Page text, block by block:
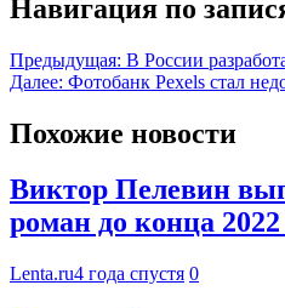
Навигация по
Предыдущая: В России
Далее: Фотобанк Pexels стал
Похожие новости
Виктор Пелевин
роман до конца 2022
Lenta.ru4 года спустя 0